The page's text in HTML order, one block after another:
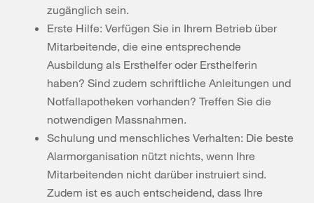
zugänglich sein.
Erste Hilfe: Verfügen Sie in Ihrem Betrieb über
Mitarbeitende, die eine entsprechende
Ausbildung als Ersthelfer oder Ersthelferin
haben? Sind zudem schriftliche Anleitungen und
Notfallapotheken vorhanden? Treffen Sie die
notwendigen Massnahmen.
Schulung und menschliches Verhalten: Die beste
Alarmorganisation nützt nichts, wenn Ihre
Mitarbeitenden nicht darüber instruiert sind.
Zudem ist es auch entscheidend, dass Ihre